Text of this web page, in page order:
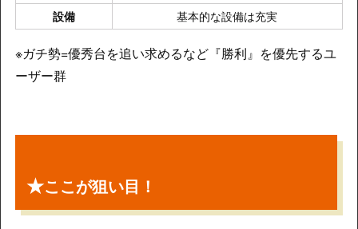
設備 基本的な設備は充実
※ガチ勢=優秀台を追い求めるなど『勝利』を優先するユ
ーザー群
★ここが狙い目！